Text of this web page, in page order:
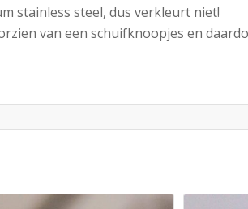
stainless steel, dus verkleurt niet!
van een schuifknoopjes en